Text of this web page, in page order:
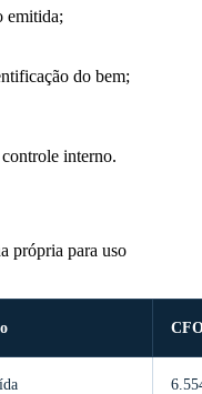
emitida;
do bem;
interno.
própria para uso